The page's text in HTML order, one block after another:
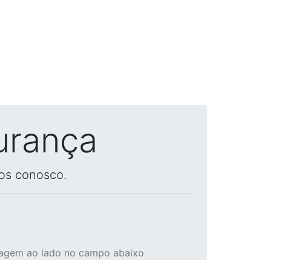
conosco.
ao lado no campo abaixo